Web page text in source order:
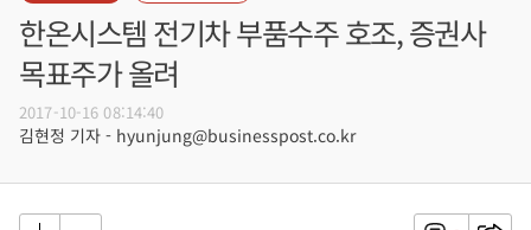
한온시스템 전기차 부품수주 호조, 증권사
목표주가 올려
2017-10-16 08:14:40
김현정 기자 - hyunjung@businesspost.co.kr